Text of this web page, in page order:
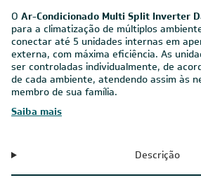
O Ar-Condicionado Multi Split Inverter
para a climatização de múltiplos
conectar até 5 unidades internas em
externa, com máxima eficiência. As
ser controladas individualmente, de
de cada ambiente, atendendo assim às
membro de sua família.
Saiba mais
Descrição